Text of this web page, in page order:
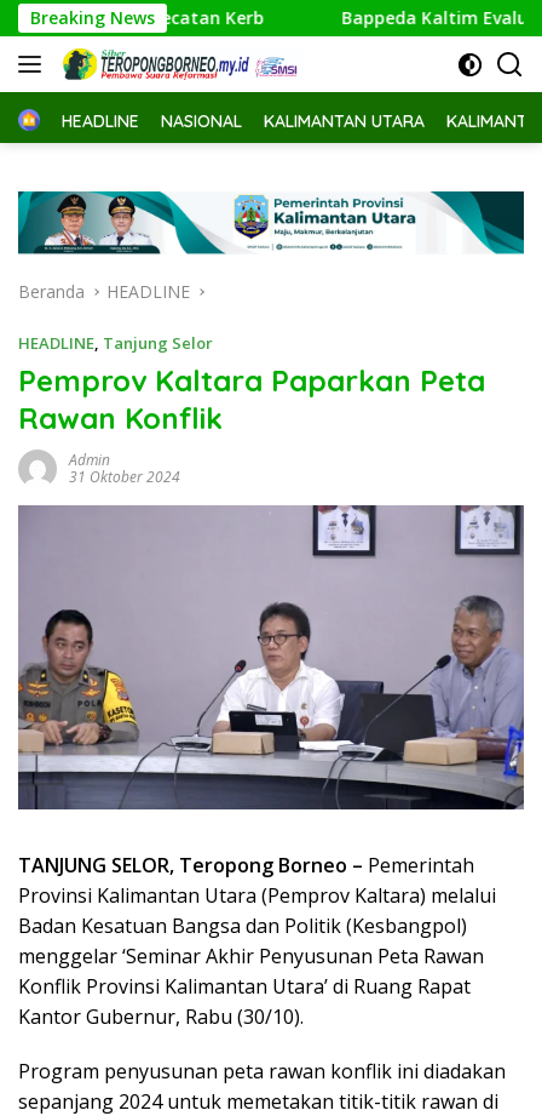
Langsung
ke
konten
Breaking News
Pengecatan Kerb Bappeda Kaltim Evaluasi Rencana
HomeHEADLINE NASIONAL KALIMANTAN UTARA
Beranda HEADLINE
HEADLINE, Tanjung Selor
Pemprov Kaltara Paparkan Peta
Rawan Konflik
Admin
31 Oktober 2024
TANJUNG SELOR, Teropong Borneo – Pemerintah
Provinsi Kalimantan Utara (Pemprov Kaltara) melalui
Badan Kesatuan Bangsa dan Politik (Kesbangpol)
menggelar ‘Seminar Akhir Penyusunan Peta Rawan
Konflik Provinsi Kalimantan Utara’ di Ruang Rapat
Kantor Gubernur, Rabu (30/10).
Program penyusunan peta rawan konflik ini diadakan
sepanjang 2024 untuk memetakan titik-titik rawan di